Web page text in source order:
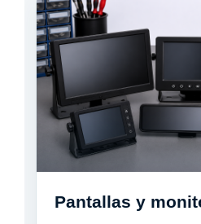
Pantallas y